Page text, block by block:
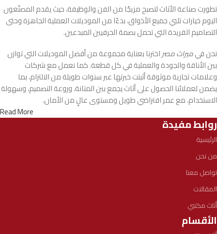
تطورت صناعة الأثاث لتصبح مزيجًا من الفن والوظيفة، حيث يقدم المصنّعون
اليوم خيارات تلبي جميع الأذواق، بدءًا من الموديلات العملية الجاهزة وحتى
التصاميم الفريدة التي تحمل بصمة الحرفيين المبدعين.
نحن فيميراث مصراخترنا بعناية مجموعة من أفضل الموديلات التي توازن
بين الأناقة والجودة والعملية في كل قطعة. كما نعمل مع شركات
وعلامات تجارية موثوقة أثبتت خبرتها عبر سنوات طويلة من الالتزام، بما
يضمن لعملائنا الحصول على أثاث يجمع بين المتانة، وروعة التصميم، وسهولة
الاستخدام، مع عمر افتراضي طويل ومستوى عالٍ من الأمان.
Read More
روابط مفيدة
الرئيسية
من نحن
تواصل معنا
المقالات
أثاث مكتبي
الأقسام